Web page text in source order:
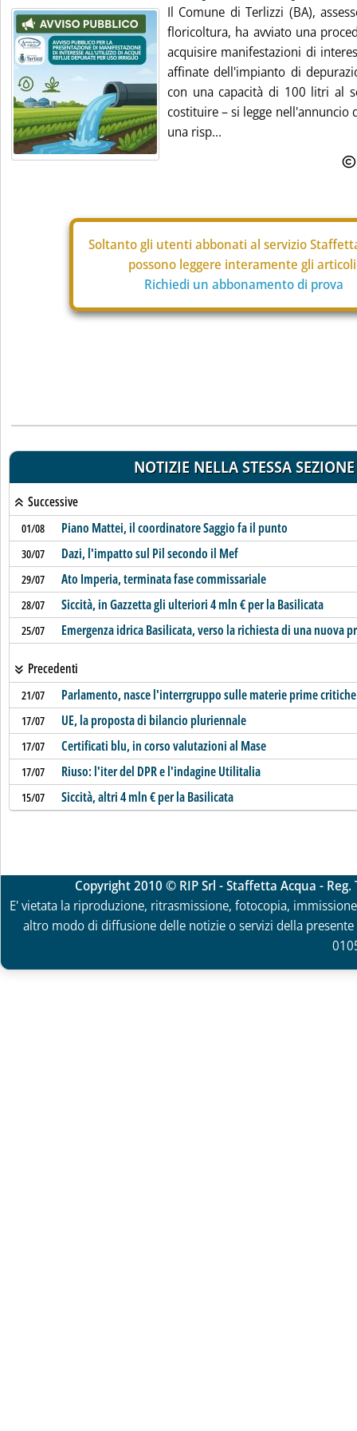
Il Comune di Terlizzi (BA),
floricoltura, ha avviato una
acquisire manifestazioni di
affinate dell'impianto di
con una capacità di 100 litri al
costituire – si legge nell'annuncio
una risp...
Soltanto gli utenti abbonati al servizio
possono leggere interamente gli
Richiedi un abbonamento di prova
NOTIZIE NELLA STESSA SEZIONE
Successive
01/08 Piano Mattei, il coordinatore Saggio fa il punto
30/07 Dazi, l'impatto sul Pil secondo il Mef
29/07 Ato Imperia, terminata fase commissariale
28/07 Siccità, in Gazzetta gli ulteriori 4 mln € per la Basilicata
25/07 Emergenza idrica Basilicata, verso la richiesta di una nuova
Precedenti
21/07 Parlamento, nasce l'interrgruppo sulle materie prime critiche
17/07 UE, la proposta di bilancio pluriennale
17/07 Certificati blu, in corso valutazioni al Mase
17/07 Riuso: l'iter del DPR e l'indagine Utilitalia
15/07 Siccità, altri 4 mln € per la Basilicata
Copyright 2010 © RIP Srl - Staffetta Acqua -
E' vietata la riproduzione, ritrasmissione, fotocopia,
altro modo di diffusione delle notizie o servizi della